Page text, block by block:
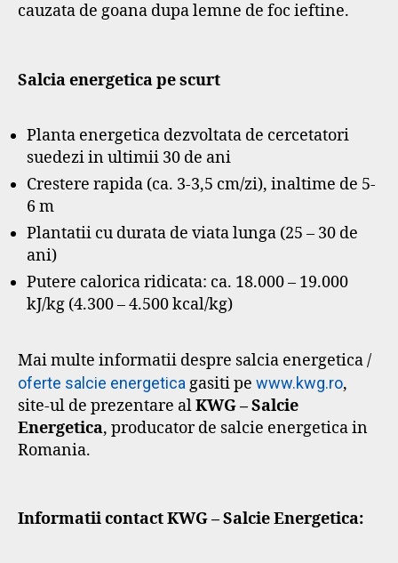
cauzata de goana dupa lemne de foc ieftine.
Salcia energetica pe scurt
Planta energetica dezvoltata de cercetatori
suedezi in ultimii 30 de ani
Crestere rapida (ca. 3-3,5 cm/zi), inaltime de 5-
6 m
Plantatii cu durata de viata lunga (25 – 30 de
ani)
Putere calorica ridicata: ca. 18.000 – 19.000
kJ/kg (4.300 – 4.500 kcal/kg)
Mai multe informatii despre salcia energetica /
oferte salcie energetica gasiti pe www.kwg.ro,
site-ul de prezentare alKWG – Salcie
Energetica, producator de salcie energetica in
Romania.
Informatii contact KWG – Salcie Energetica: